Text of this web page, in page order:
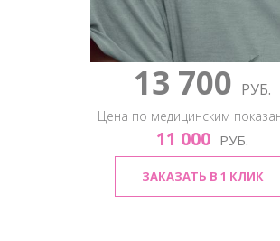
13 700 РУБ.
Цена по медицинским
11 000 РУБ.
ЗАКАЗАТЬ В 1 КЛИК